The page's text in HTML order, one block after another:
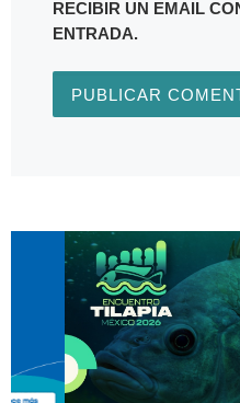
RECIBIR UN EMAIL
ENTRADA.